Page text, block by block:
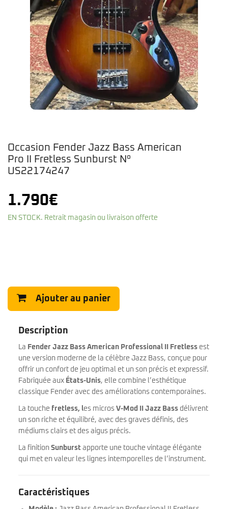
Occasion Fender Jazz Bass American
Pro II Fretless Sunburst N°
US22174247
1.790€
EN STOCK. Retrait magasin ou livraison offerte
Ajouter au panier
Description
La Fender Jazz Bass American Professional II Fretless est
une version moderne de la célèbre Jazz Bass, conçue pour
offrir un confort de jeu optimal et un son précis et expressif.
Fabriquée aux États-Unis, elle combine l’esthétique
classique Fender avec des améliorations contemporaines.
La touche fretless, les micros V-Mod II Jazz Bass délivrent
un son riche et équilibré, avec des graves définis, des
médiums clairs et des aigus précis.
La finition Sunburst apporte une touche vintage élégante
qui met en valeur les lignes intemporelles de l’instrument.
Caractéristiques